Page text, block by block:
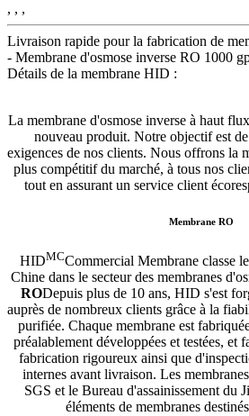
, , ,
Livraison rapide pour la fabrication de
- Membrane d'osmose inverse RO 1000
Détails de la membrane HID :
La membrane d'osmose inverse à haut
nouveau produit. Notre objectif est
exigences de nos clients. Nous offrons la
plus compétitif du marché, à tous nos
tout en assurant un service client
Membrane RO
HIDMCCommercial Membrane classe
Chine dans le secteur des membranes
RODepuis plus de 10 ans, HID s'est
auprès de nombreux clients grâce à la
purifiée. Chaque membrane est
préalablement développées et testées, et
fabrication rigoureux ainsi que
internes avant livraison. Les
SGS et le Bureau d'assainissement du
éléments de membranes